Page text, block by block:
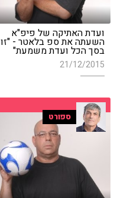
ועדת האתיקה של פיפ"א
השעתה את ספ בלאטר - "זו
בסך הכל ועדת משמעת"
21/12/2015
ספורט